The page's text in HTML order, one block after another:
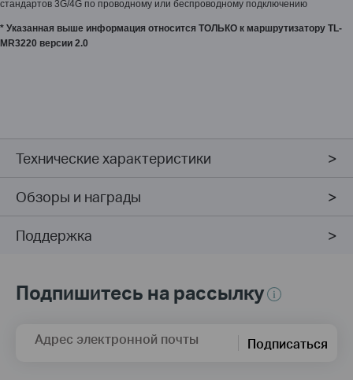
стандартов 3G/4G по проводному или беспроводному подключению
* Указанная выше информация относится ТОЛЬКО к маршрутизатору TL-
MR3220 версии 2.0
Технические характеристики
Обзоры и награды
Поддержка
Подпишитесь на рассылку
Адрес электронной почты Подписаться